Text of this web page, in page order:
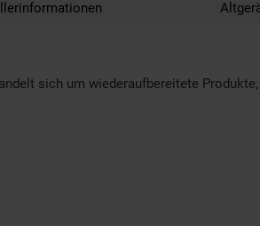
sich um wiederaufbereitete